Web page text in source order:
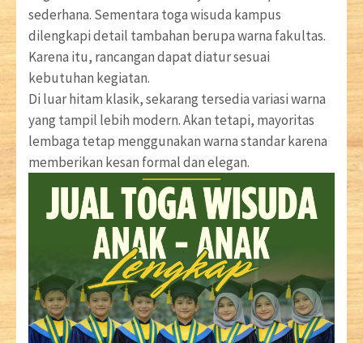
sederhana. Sementara toga wisuda kampus
dilengkapi detail tambahan berupa warna fakultas.
Karena itu, rancangan dapat diatur sesuai
kebutuhan kegiatan.
Di luar hitam klasik, sekarang tersedia variasi warna
yang tampil lebih modern. Akan tetapi, mayoritas
lembaga tetap menggunakan warna standar karena
memberikan kesan formal dan elegan.